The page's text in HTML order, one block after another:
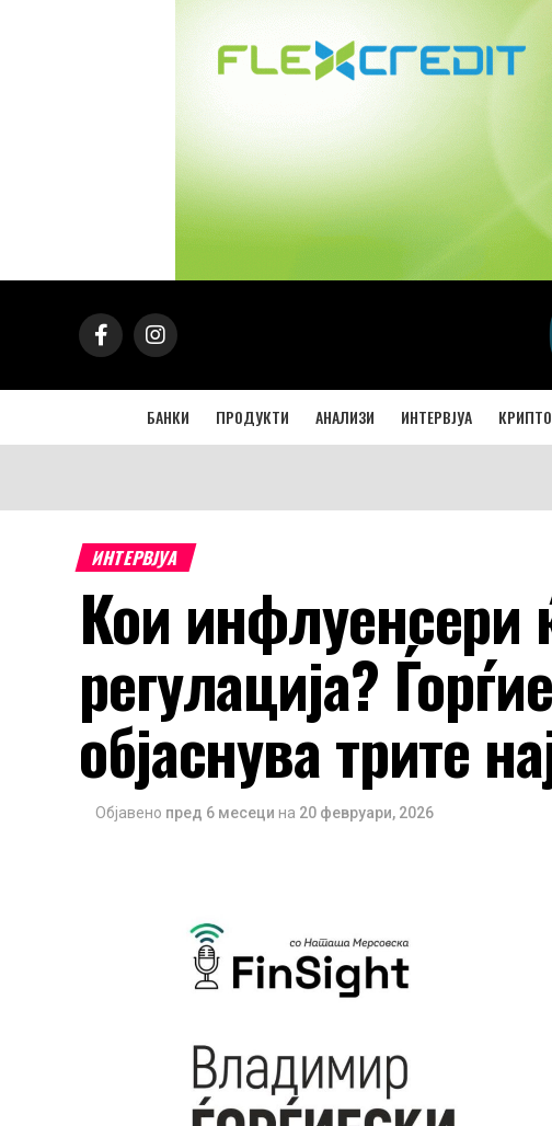
БАНКИ ПРОДУКТИ АНАЛИЗИ ИНТЕРВЈУА
ИНТЕРВЈУА
Кои инфлуенсери
регулација?
објаснува трите
Објавено пред 6 месеци на 20 февруари, 2026